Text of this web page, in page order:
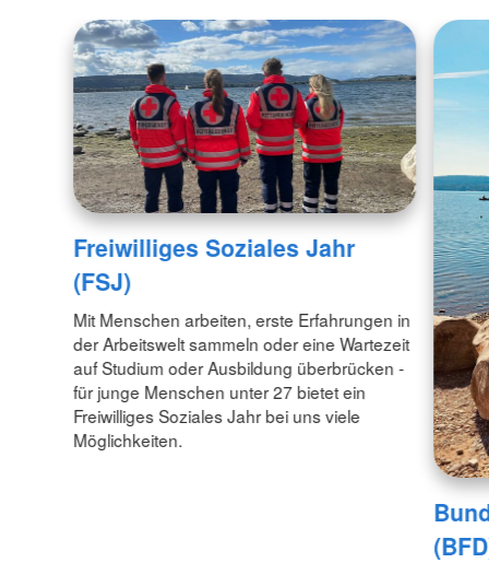
Freiwilliges Soziales Jahr
(FSJ)
Mit Menschen arbeiten, erste Erfahrungen in
der Arbeitswelt sammeln oder eine Wartezeit
auf Studium oder Ausbildung überbrücken -
für junge Menschen unter 27 bietet ein
Freiwilliges Soziales Jahr bei uns viele
Möglichkeiten.